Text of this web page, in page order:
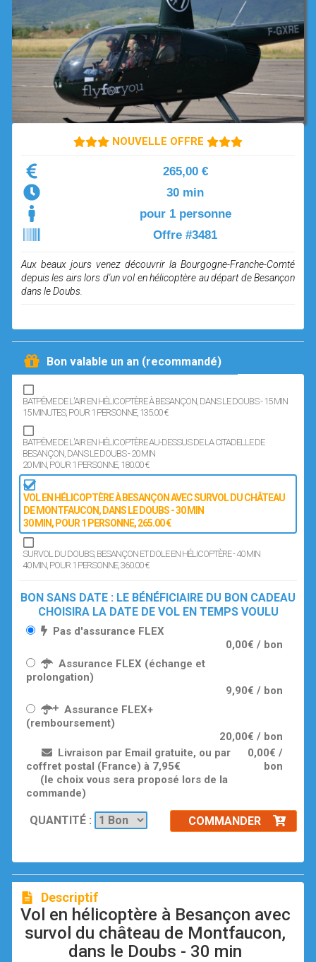
OPEN SUBMENU (SIMULATEUR)
SIMULATEUR
OPEN SUBMENU (DRÔNE)
DRÔNE
NOUVELLE OFFRE
265,00 €
30 min
pour 1 personne
Offre #3481
Aux beaux jours venez découvrir la Bourgogne-Franche-Comté
depuis les airs lors d'un vol en hélicoptère au départ de Besançon
dans le Doubs.
Bon valable un an (recommandé)
BATPÊME DE L'AIR EN HÉLICOPTÈRE À BESANÇON, DANS LE DOUBS - 15 MIN
15 MINUTES, POUR 1 PERSONNE, 135.00 €
BATPÊME DE L'AIR EN HÉLICOPTÈRE AU-DESSUS DE LA CITADELLE DE
BESANÇON, DANS LE DOUBS - 20 MIN
20 MIN, POUR 1 PERSONNE, 180.00 €
VOL EN HÉLICOPTÈRE À BESANÇON AVEC SURVOL DU CHÂTEAU
DE MONTFAUCON, DANS LE DOUBS - 30 MIN
30 MIN, POUR 1 PERSONNE, 265.00 €
SURVOL DU DOUBS, BESANÇON ET DOLE EN HÉLICOPTÈRE - 40 MIN
40 MIN, POUR 1 PERSONNE, 360.00 €
BON SANS DATE : LE BÉNÉFICIAIRE DU BON CADEAU
CHOISIRA LA DATE DE VOL EN TEMPS VOULU
Pas d'assurance FLEX
0,00€ / bon
Assurance FLEX (échange et
prolongation)
9,90€ / bon
Assurance FLEX+
(remboursement)
20,00€ / bon
Livraison par Email gratuite, ou par
coffret postal (France) à 7,95€
(le choix vous sera proposé lors de la
commande)
0,00€ /
bon
QUANTITÉ : COMMANDER
Descriptif
Vol en hélicoptère à Besançon avec
survol du château de Montfaucon,
dans le Doubs - 30 min